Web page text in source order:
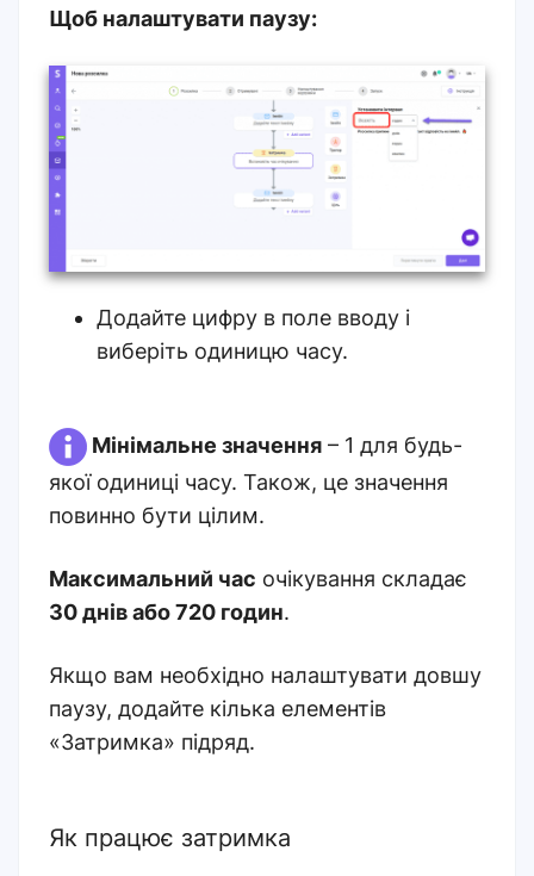
Щоб налаштувати паузу:
Додайте цифру в поле вводу і
виберіть одиницю часу.
Мінімальне значення – 1 для будь-
якої одиниці часу. Також, це значення
повинно бути цілим.
Максимальний час очікування складає
30 днів або 720 годин.
Якщо вам необхідно налаштувати довшу
паузу, додайте кілька елементів
«Затримка» підряд.
Як працює затримка